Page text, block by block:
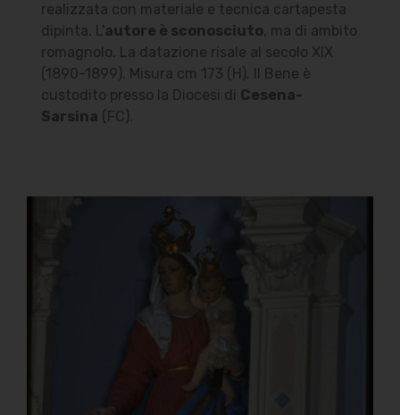
realizzata con materiale e tecnica cartapesta
dipinta. L'autore è sconosciuto, ma di ambito
romagnolo. La datazione risale al secolo XIX
(1890-1899). Misura cm 173 (H). Il Bene è
custodito presso la Diocesi di Cesena-
Sarsina (FC).